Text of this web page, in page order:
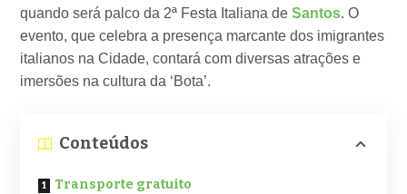
quando será palco da 2ª Festa Italiana deSantos. O
evento, que celebra a presença marcante dos imigrantes
italianos na Cidade, contará com diversas atrações e
imersões na cultura da ‘Bota’.
Conteúdos
Transporte gratuito